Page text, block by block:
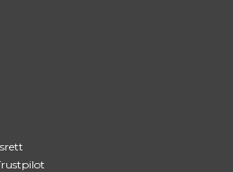
til å eie